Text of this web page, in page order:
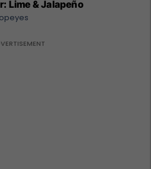
Lime & Jalapeño